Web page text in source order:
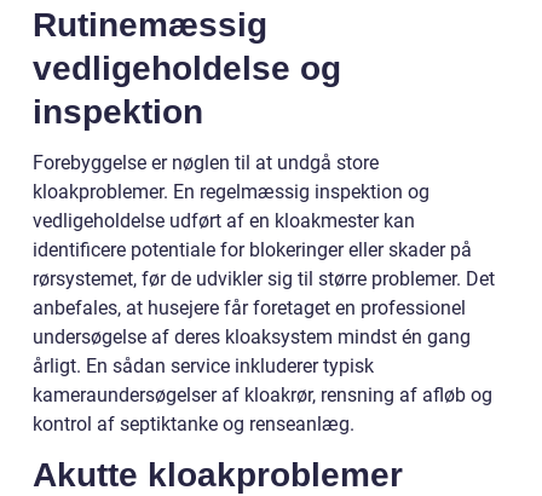
Rutinemæssig
vedligeholdelse og
inspektion
Forebyggelse er nøglen til at undgå store
kloakproblemer. En regelmæssig inspektion og
vedligeholdelse udført af en kloakmester kan
identificere potentiale for blokeringer eller skader på
rørsystemet, før de udvikler sig til større problemer. Det
anbefales, at husejere får foretaget en professionel
undersøgelse af deres kloaksystem mindst én gang
årligt. En sådan service inkluderer typisk
kameraundersøgelser af kloakrør, rensning af afløb og
kontrol af septiktanke og renseanlæg.
Akutte kloakproblemer